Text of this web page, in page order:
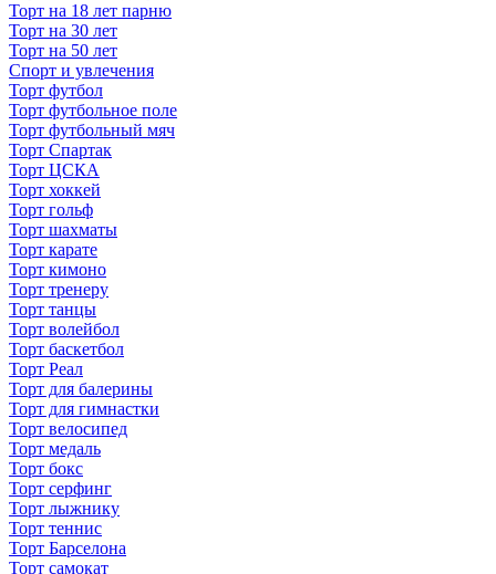
Торт на 18 лет парню
Торт на 30 лет
Торт на 50 лет
Спорт и увлечения
Торт футбол
Торт футбольное поле
Торт футбольный мяч
Торт Спартак
Торт ЦСКА
Торт хоккей
Торт гольф
Торт шахматы
Торт карате
Торт кимоно
Торт тренеру
Торт танцы
Торт волейбол
Торт баскетбол
Торт Реал
Торт для балерины
Торт для гимнастки
Торт велосипед
Торт медаль
Торт бокс
Торт серфинг
Торт лыжнику
Торт теннис
Торт Барселона
Торт самокат